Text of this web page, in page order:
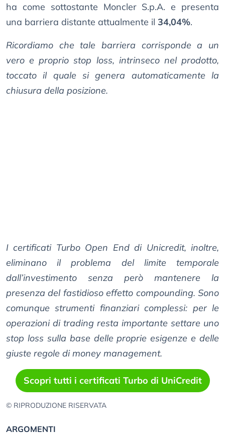
ha come sottostante Moncler S.p.A. e presenta
una barriera distante attualmente il 34,04%.
Ricordiamo che tale barriera corrisponde a un
vero e proprio stop loss, intrinseco nel prodotto,
toccato il quale si genera automaticamente la
chiusura della posizione.
I certificati Turbo Open End di Unicredit, inoltre,
eliminano il problema del limite temporale
dall’investimento senza però mantenere la
presenza del fastidioso effetto compounding. Sono
comunque strumenti finanziari complessi: per le
operazioni di trading resta importante settare uno
stop loss sulla base delle proprie esigenze e delle
giuste regole di money management.
Scopri tutti i certificati Turbo di UniCredit
© RIPRODUZIONE RISERVATA
ARGOMENTI